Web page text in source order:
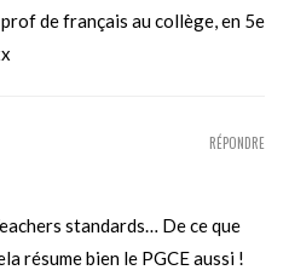
de français au collège, en 5e
standards… De ce que
résume bien le PGCE aussi !
RÉPONDRE